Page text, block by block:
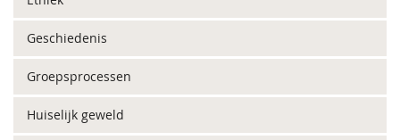
Geschiedenis
Groepsprocessen
Huiselijk geweld